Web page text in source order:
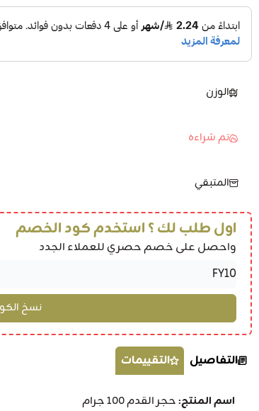
الوزن
تم شراءه
المتبقي
اول طلب لك ؟ استخدم كود الخصم
واحصل على خصم حصري للعملاء الجدد
التفاصيل التقييمات
اسم المنتج:حجر القدم 100 جرام